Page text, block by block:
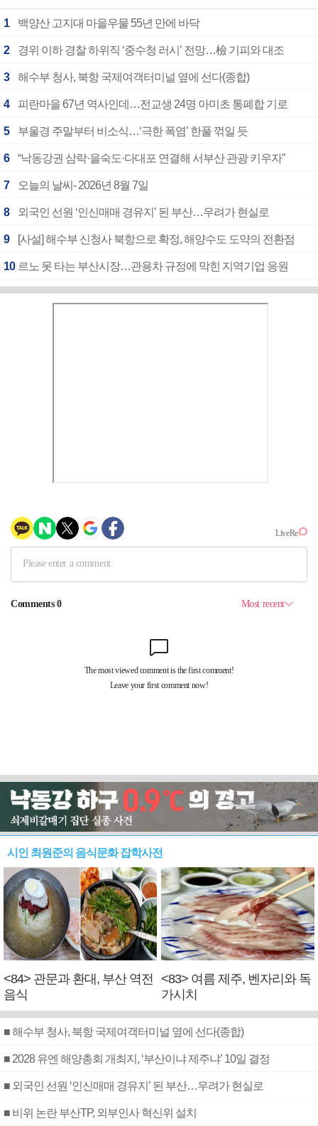
1 백양산 고지대 마을우물 55년 만에 바닥
2 경위 이하 경찰 하위직 ‘중수청 러시’ 전망…檢 기피와 대조
3 해수부 청사, 북항 국제여객터미널 옆에 선다(종합)
4 피란마을 67년 역사인데…전교생 24명 아미초 통폐합 기로
5 부울경 주말부터 비소식…‘극한 폭염’ 한풀 꺾일 듯
6 “낙동강권 삼락·을숙도·다대포 연결해 서부산 관광 키우자”
7 오늘의 날씨- 2026년 8월 7일
8 외국인 선원 ‘인신매매 경유지’ 된 부산…우려가 현실로
9 [사설] 해수부 신청사 북항으로 확정, 해양수도 도약의 전환점
10 르노 못 타는 부산시장…관용차 규정에 막힌 지역기업 응원
시인 최원준의 음식문화 잡학사전
<84> 관문과 환대, 부산 역전
음식
<83> 여름 제주, 벤자리와 독
가시치
■ 해수부 청사, 북항 국제여객터미널 옆에 선다(종합)
■ 2028 유엔 해양총회 개최지, ‘부산이냐 제주냐’ 10일 결정
■ 외국인 선원 ‘인신매매 경유지’ 된 부산…우려가 현실로
■ 비위 논란 부산TP, 외부인사 혁신위 설치